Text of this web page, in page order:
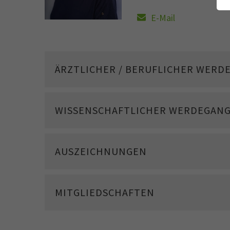
E-Mail
ÄRZTLICHER / BERUFLICHER
WISSENSCHAFTLICHER WERDEGANG
AUSZEICHNUNGEN
MITGLIEDSCHAFTEN